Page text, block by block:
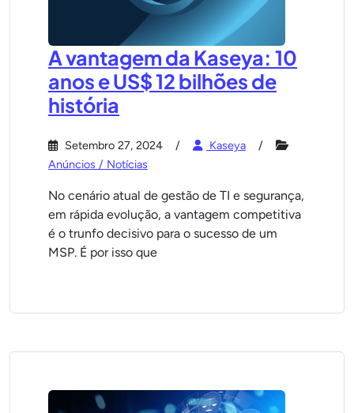
A vantagem da Kaseya: 10
anos e US$ 12 bilhões de
história
Setembro 27, 2024
Kaseya
Anúncios / Notícias
No cenário atual de gestão de TI e segurança,
em rápida evolução, a vantagem competitiva
é o trunfo decisivo para o sucesso de um
MSP. É por isso que